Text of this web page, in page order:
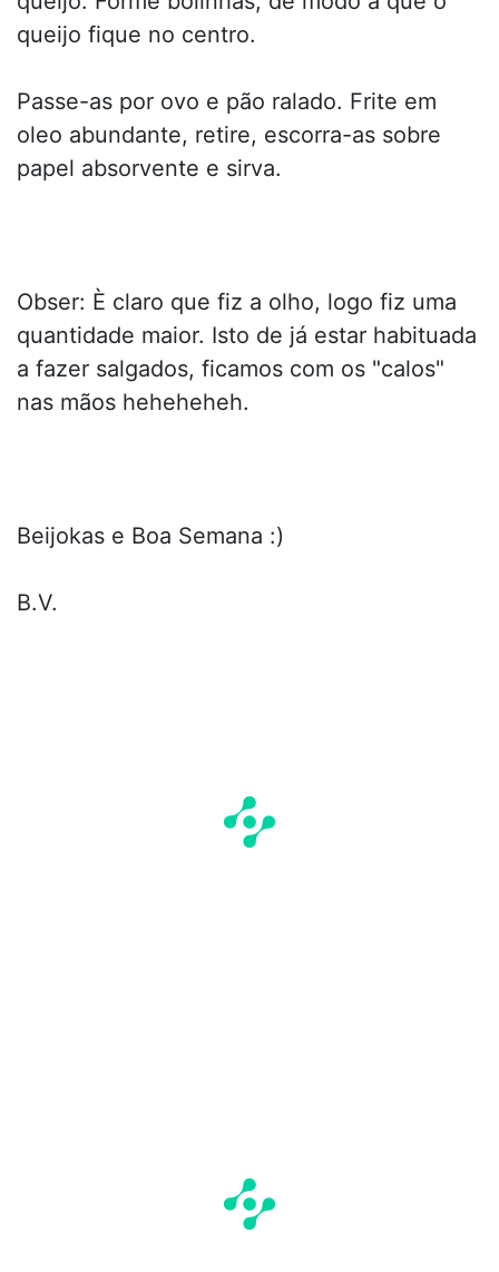
queijo fique no centro.
Passe-as por ovo e pão ralado. Frite em
oleo abundante, retire, escorra-as sobre
papel absorvente e sirva.
Obser: È claro que fiz a olho, logo fiz uma
quantidade maior. Isto de já estar habituada
a fazer salgados, ficamos com os "calos"
nas mãos heheheheh.
Beijokas e Boa Semana :)
B.V.